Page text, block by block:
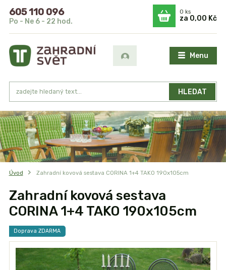
Menu
HLEDAT
605 110 096
Po - Ne 6 - 22 hod.
0ks
za 0,00 Kč
Úvod Zahradní kovová sestava CORINA 1+4 TAKO 190x105cm
Zahradní kovová sestava
CORINA 1+4 TAKO 190x105cm
Doprava ZDARMA